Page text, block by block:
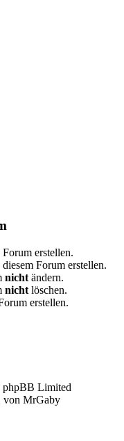
erstellen.
Forum erstellen.
nicht ändern.
nicht löschen.
erstellen.
Limited
von MrGaby